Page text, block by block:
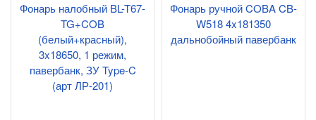
Фонарь налобный BL-T67-
TG+COB
(белый+красный),
3x18650, 1 режим,
павербанк, ЗУ Type-C
(арт ЛР-201)
Фонарь ручной COBA CB-
W518 4x181350
дальнобойный павербанк